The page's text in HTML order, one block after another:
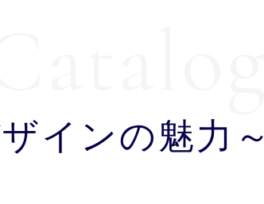
インの魅力～